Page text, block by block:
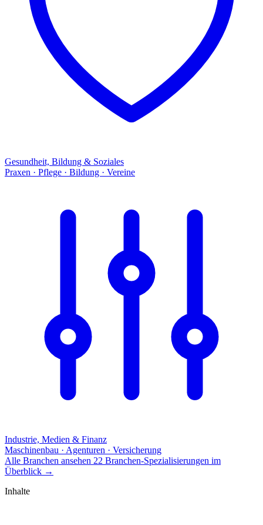
Gesundheit, Bildung & Soziales
Praxen · Pflege · Bildung · Vereine
Industrie, Medien & Finanz
Maschinenbau · Agenturen · Versicherung
Alle Branchen ansehen 22 Branchen-Spezialisierungen im
Überblick →
Inhalte